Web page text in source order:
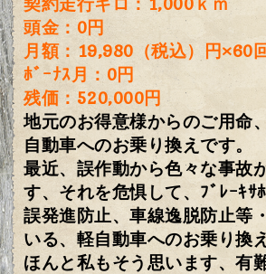
頭金：0円
月額：19,980（税込）円×60
ﾎﾞｰﾅｽ月：0円
残価：520,000円
地元のお得意様からのご用命
自動車へのお乗り換えです。
最近、誤作動から色々な事故
す、それを危惧して、ﾌﾞﾚｰｷｻ
誤発進防止、車線逸脱防止等
いる、軽自動車へのお乗り換
ほんと私もそう思います、有